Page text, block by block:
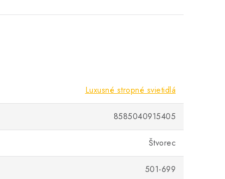
Luxusné stropné svietidlá
8585040915405
Štvorec
501-699